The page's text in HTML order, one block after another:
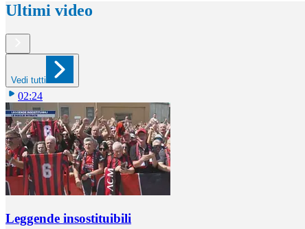
Ultimi video
Vedi tutti
02:24
Leggende insostituibili